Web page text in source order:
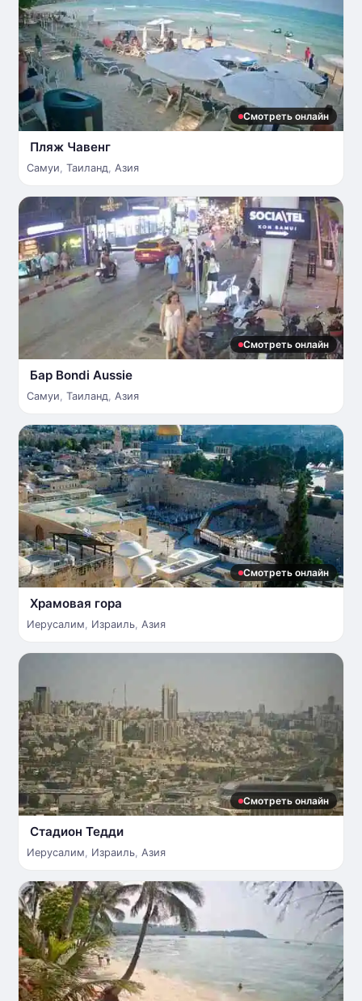
Смотреть онлайн
Пляж Чавенг
Самуи, Таиланд, Азия
Смотреть онлайн
Бар Bondi Aussie
Самуи, Таиланд, Азия
Смотреть онлайн
Храмовая гора
Иерусалим, Израиль, Азия
Смотреть онлайн
Стадион Тедди
Иерусалим, Израиль, Азия